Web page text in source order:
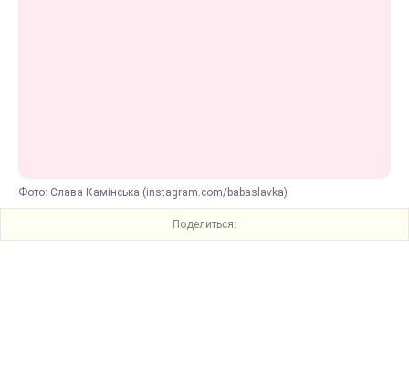
Фото: Слава Камінська (instagram.com/babaslavka)
Поделиться: